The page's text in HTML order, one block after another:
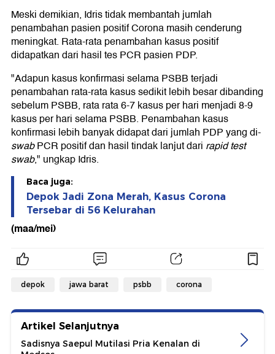
Meski demikian, Idris tidak membantah jumlah
penambahan pasien positif Corona masih cenderung
meningkat. Rata-rata penambahan kasus positif
didapatkan dari hasil tes PCR pasien PDP.
"Adapun kasus konfirmasi selama PSBB terjadi
penambahan rata-rata kasus sedikit lebih besar dibanding
sebelum PSBB, rata rata 6-7 kasus per hari menjadi 8-9
kasus per hari selama PSBB. Penambahan kasus
konfirmasi lebih banyak didapat dari jumlah PDP yang di-
swabPCR positif dan hasil tindak lanjut dari rapid test
swab," ungkap Idris.
Baca juga:
Depok Jadi Zona Merah, Kasus Corona
Tersebar di 56 Kelurahan
(maa/mei)
depok jawa barat psbb corona
Artikel Selanjutnya
Sadisnya Saepul Mutilasi Pria Kenalan di